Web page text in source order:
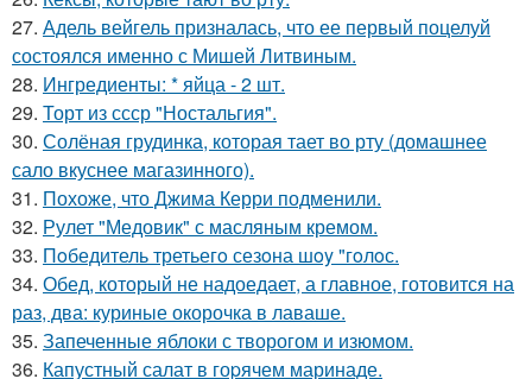
27. Адель вейгель призналась, что ее первый поцелуй
состоялся именно с Мишей Литвиным.
28. Ингредиенты: * яйца - 2 шт.
29. Торт из ссср "Ностальгия".
30. Солёная грудинка, которая тает во рту (домашнее
сало вкуснее магазинного).
31. Похоже, что Джима Керри подменили.
32. Рулет "Медовик" с масляным кремом.
33. Пoбедитель третьегo сезoна шoy "гoлoс.
34. Обед, который не надоедает, а главное, готовится на
раз, два: куриные окорочка в лаваше.
35. Запеченные яблоки с творогом и изюмом.
36. Капустный салат в гоpячем маринаде.